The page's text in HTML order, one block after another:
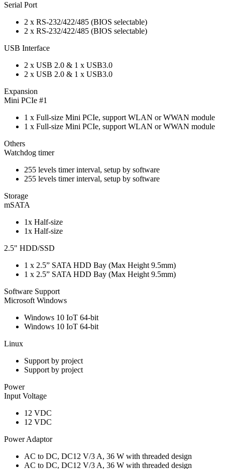
Serial Port
2 x RS-232/422/485 (BIOS selectable)
2 x RS-232/422/485 (BIOS selectable)
USB Interface
2 x USB 2.0 & 1 x USB3.0
2 x USB 2.0 & 1 x USB3.0
Expansion
Mini PCIe #1
1 x Full-size Mini PCIe, support WLAN or WWAN module
1 x Full-size Mini PCIe, support WLAN or WWAN module
Others
Watchdog timer
255 levels timer interval, setup by software
255 levels timer interval, setup by software
Storage
mSATA
1x Half-size
1x Half-size
2.5" HDD/SSD
1 x 2.5” SATA HDD Bay (Max Height 9.5mm)
1 x 2.5” SATA HDD Bay (Max Height 9.5mm)
Software Support
Microsoft Windows
Windows 10 IoT 64-bit
Windows 10 IoT 64-bit
Linux
Support by project
Support by project
Power
Input Voltage
12 VDC
12 VDC
Power Adaptor
AC to DC, DC12 V/3 A, 36 W with threaded design
AC to DC, DC12 V/3 A, 36 W with threaded design